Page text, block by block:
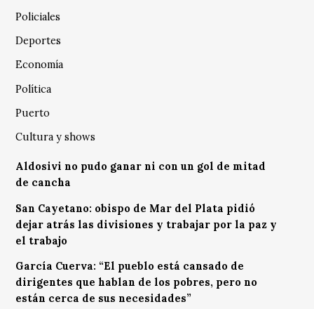
Policiales
Deportes
Economía
Política
Puerto
Cultura y shows
Aldosivi no pudo ganar ni con un gol de mitad
de cancha
San Cayetano: obispo de Mar del Plata pidió
dejar atrás las divisiones y trabajar por la paz y
el trabajo
García Cuerva: “El pueblo está cansado de
dirigentes que hablan de los pobres, pero no
están cerca de sus necesidades”